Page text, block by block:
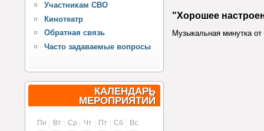
Участникам СВО
Кинотеатр
Обратная связь
Часто задаваемые вопросы
КАЛЕНДАРЬ
МЕРОПРИЯТИЙ
Пн Вт Ср Чт Пт Сб
Вс
"Хорошее
Музыкальная минутка